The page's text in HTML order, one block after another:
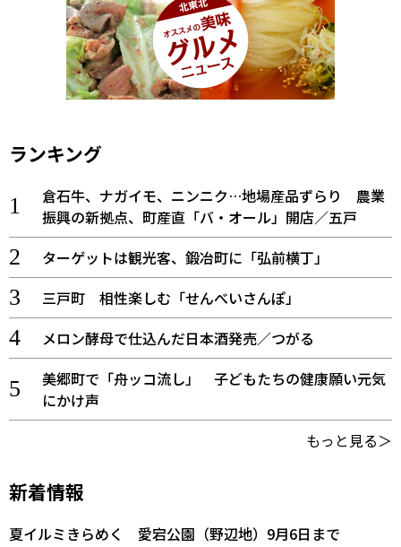
ランキング
倉石牛、ナガイモ、ニンニク…地場産品ずらり 農業
振興の新拠点、町産直「バ・オール」開店／五戸
ターゲットは観光客、鍛冶町に「弘前横丁」
三戸町 相性楽しむ「せんべいさんぽ」
メロン酵母で仕込んだ日本酒発売／つがる
美郷町で「舟ッコ流し」 子どもたちの健康願い元気
にかけ声
もっと見る＞
新着情報
夏イルミきらめく 愛宕公園（野辺地）9月6日まで